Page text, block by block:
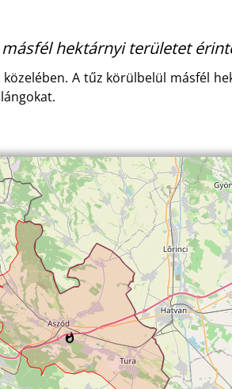
hektárnyi területet
közelében. A tűz körülbelül másfél